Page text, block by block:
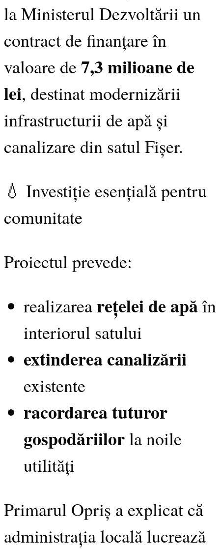
la Ministerul Dezvoltării un
contract de finanțare în
valoare de 7,3 milioane de
lei, destinat modernizării
infrastructurii de apă și
canalizare din satul Fișer.
💧 Investiție esențială pentru
comunitate
Proiectul prevede:
realizarea rețelei de apăîn
interiorul satului
extinderea canalizării
existente
racordarea tuturor
gospodăriilorla noile
utilități
Primarul Opriș a explicat că
administrația locală lucrează